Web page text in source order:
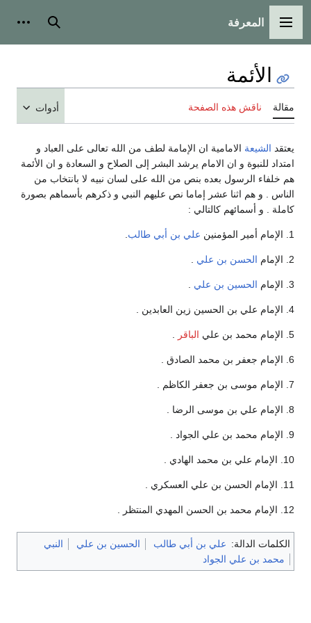
القائمة الرئيسية
المعرفة بحث
الأئمة
مقالة ناقش هذه الصفحة أدوات
يعتقد الشيعة الامامية ان الإمامة لطف من الله تعالى على العباد و
امتداد للنبوة و ان الامام يرشد البشر إلى الصلاح و السعادة و ان الأئمة
هم خلفاء الرسول بعده بنص من الله على لسان نبيه لا بانتخاب من
الناس . و هم اثنا عشر إماما نص عليهم النبي و ذكرهم بأسماهم بصورة
كاملة . و أسمائهم كالتالي :
1. الإمام أمير المؤمنين علي بن أبي طالب
2. الإمام الحسن بن علي
3. الإمام الحسين بن علي
4. الإمام علي بن الحسين زين العابدين .
5. الإمام محمد بن علي الباقر
6. الإمام جعفر بن محمد الصادق .
7. الإمام موسى بن جعفر الكاظم .
8. الإمام علي بن موسى الرضا .
9. الإمام محمد بن علي الجواد .
10. الإمام علي بن محمد الهادي .
11. الإمام الحسن بن علي العسكري .
12. الإمام محمد بن الحسن المهدي المنتظر .
الكلمات الدالة: علي بن أبي طالب الحسين بن علي
النبي
محمد بن علي الجواد